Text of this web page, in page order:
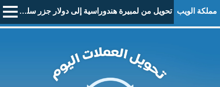
مملكة الويب تحويل من لمبيرة هندوراسية إلى دولار جزر سليمان